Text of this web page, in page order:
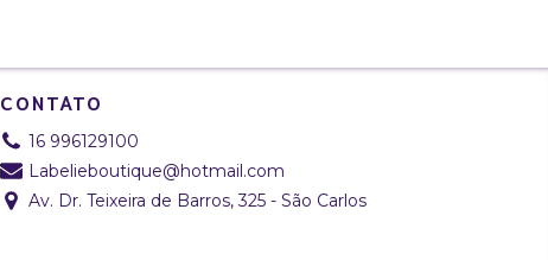
CONTATO
16 996129100
Labelieboutique@hotmail.com
Av. Dr. Teixeira de Barros, 325 - São Carlos